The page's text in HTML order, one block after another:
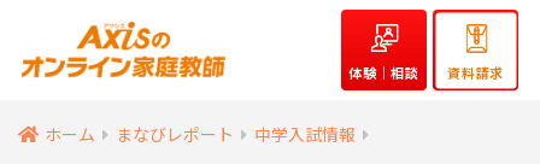
体験｜相談 資料請求
ホーム まなびレポート 中学入試情報